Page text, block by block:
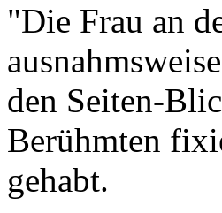
"Die Frau an
den Seiten-
Berühmten
gehabt.